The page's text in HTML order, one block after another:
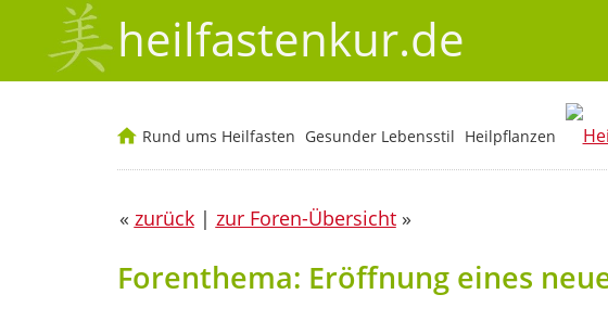
heilfastenkur.de
Rund ums Heilfasten Gesunder Lebensstil Heilpflanzen
« zurück| zur Foren-Übersicht»
Forenthema: Eröffnung eines